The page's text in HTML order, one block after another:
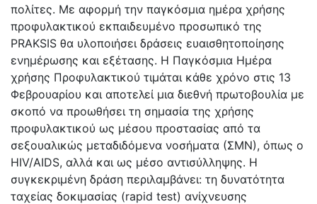
πολίτες. Με αφορμή την παγκόσμια ημέρα χρήσης
προφυλακτικού εκπαιδευμένο προσωπικό της
PRAKSIS θα υλοποιήσει δράσεις ευαισθητοποίησης
ενημέρωσης και εξέτασης. Η Παγκόσμια Ημέρα
χρήσης Προφυλακτικού τιμάται κάθε χρόνο στις 13
Φεβρουαρίου και αποτελεί μια διεθνή πρωτοβουλία με
σκοπό να προωθήσει τη σημασία της χρήσης
προφυλακτικού ως μέσου προστασίας από τα
σεξουαλικώς μεταδιδόμενα νοσήματα (ΣΜΝ), όπως o
HIV/AIDS, αλλά και ως μέσο αντισύλληψης. H
συγκεκριμένη δράση περιλαμβάνει: τη δυνατότητα
ταχείας δοκιμασίας (rapid test) ανίχνευσης